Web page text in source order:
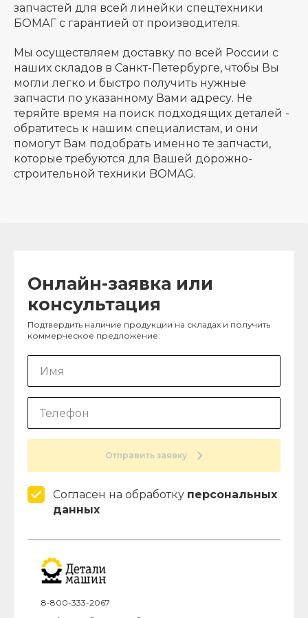
запчастей для всей линейки спецтехники
БОМАГ с гарантией от производителя.
Мы осуществляем доставку по всей России с
наших складов в Санкт-Петербурге, чтобы Вы
могли легко и быстро получить нужные
запчасти по указанному Вами адресу. Не
теряйте время на поиск подходящих деталей -
обратитесь к нашим специалистам, и они
помогут Вам подобрать именно те запчасти,
которые требуются для Вашей дорожно-
строительной техники BOMAG.
Онлайн-заявка или
консультация
Подтвердить наличие продукции на складах и получить
коммерческое предложение:
Отправить заявку
Согласен на обработку персональных
данных
8-800-333-2067